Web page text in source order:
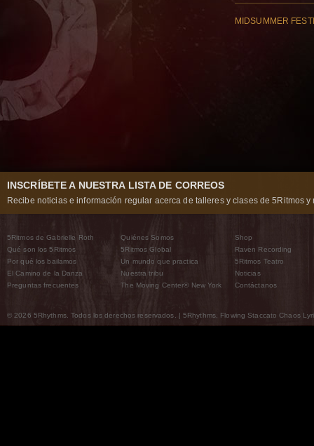
MIDSUMMER
INSCRÍBETE A NUESTRA LISTA DE CORREOS
Recibe noticias e información regular acerca de talleres y clases de 5Ritmos y
5Ritmos de Gabrielle Roth
Qué son los 5Ritmos
Por qué los bailamos
El Camino de la Danza
Preguntas frecuentes
Quiénes Somos
5Ritmos Global
Un mundo que practica
Nuestra tribu
The Moving Center® New York
Shop
Raven Recording
5Ritmos Teatro
Noticias
Contáctanos
© 2026 5Rhythms. Todos los derechos reservados. | 5Rhythms, Flowing Staccato Chaos